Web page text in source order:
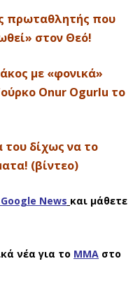
πρωταθλητής που
στον Θεό!
με «φονικά»
Onur Ogurlu το
του δίχως να το
(βίντεο)
News και μάθετε
νέα για το ΜΜΑ στο